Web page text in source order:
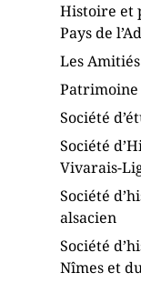
Histoire et
Pays de
Les
Patrimoine
Société
Société
Vivarais-
Société
alsacien
Société
Nîmes et